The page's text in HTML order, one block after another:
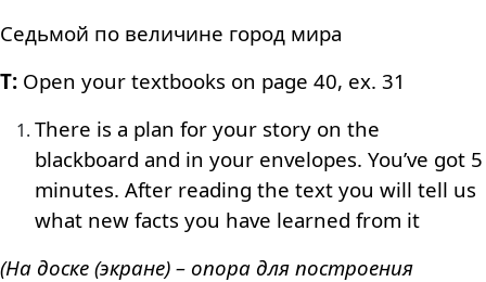
Седьмой по величине город мира
T: Open your textbooks on page 40, ex. 31
There is a plan for your story on the
blackboard and in your envelopes. You’ve got 5
minutes. After reading the text you will tell us
what new facts you have learned from it
(На доске (экране) – опора для построения